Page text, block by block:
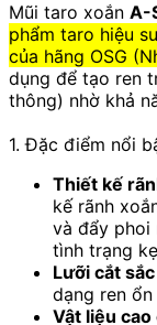
Mũi taro xoắn A-
phẩm taro hiệu
của hãng OSG
dụng để tạo ren
thông) nhờ khả
1. Đặc điểm nổi
Thiết kế
kế rãnh
và đẩy phoi
tình trạng
Lưỡi cắt
dạng ren
Vật liệu cao